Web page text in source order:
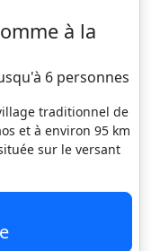
à la
6 personnes
traditionnel de
et à environ 95 km
sur le versant